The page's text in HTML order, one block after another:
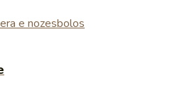
e nozesbolos